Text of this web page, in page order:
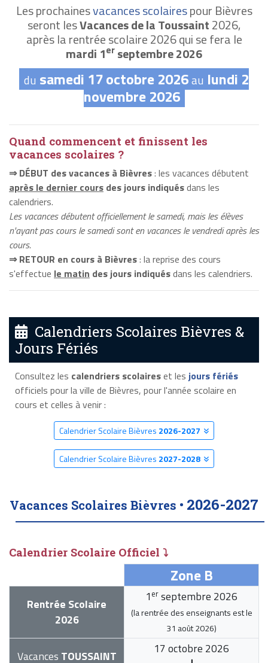
Les prochainesvacances scolairespour Bièvres
seront lesVacances de la Toussaint2026,
après la rentrée scolaire 2026 qui se fera le
mardi 1er septembre 2026
du samedi 17 octobre 2026au lundi 2
novembre 2026
Quand commencent et finissent les
vacances scolaires ?
⇒ DÉBUT des vacances à Bièvres: les vacances débutent
après le dernier cours des jours indiquésdans les
calendriers.
Les vacances débutent officiellement le samedi, mais les élèves
n'ayant pas cours le samedi sont en vacances le vendredi après les
cours.
⇒ RETOUR en cours à Bièvres: la reprise des cours
s'effectue le matin des jours indiquésdans les calendriers.
Calendriers Scolaires Bièvres &
Jours Fériés
Consultez les calendriers scolaireset les jours fériés
officiels pour la ville de Bièvres, pour l'année scolaire en
cours et celles à venir :
Calendrier Scolaire Bièvres 2026-2027
Calendrier Scolaire Bièvres 2027-2028
Vacances Scolaires Bièvres • 2026-2027
Calendrier Scolaire Officiel ⤵
Zone B
Rentrée Scolaire
2026
1 er septembre 2026
(la rentrée des enseignants est le
31 août 2026)
Vacances TOUSSAINT 17 octobre 2026